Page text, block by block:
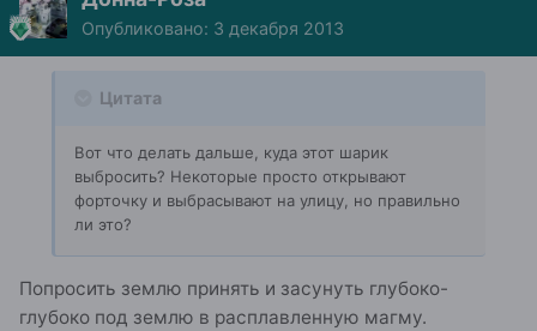
Опубликовано: 3 декабря 2013
Цитата
Вот что делать дальше, куда этот шарик
выбросить? Некоторые просто открывают
форточку и выбрасывают на улицу, но правильно
ли это?
Попросить землю принять и засунуть глубоко-
глубоко под землю в расплавленную магму.